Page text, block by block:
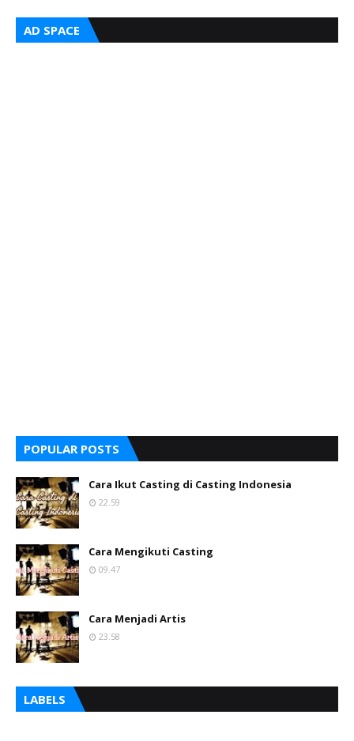
AD SPACE
POPULAR POSTS
Cara Ikut Casting di Casting Indonesia
22.59
Cara Mengikuti Casting
09.47
Cara Menjadi Artis
23.58
LABELS